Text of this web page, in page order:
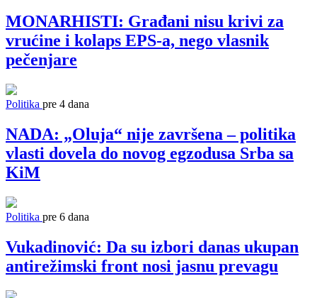
MONARHISTI: Građani nisu krivi za
vrućine i kolaps EPS-a, nego vlasnik
pečenjare
Politika pre 4 dana
NADA: „Oluja“ nije završena – politika
vlasti dovela do novog egzodusa Srba sa
KiM
Politika pre 6 dana
Vukadinović: Da su izbori danas ukupan
antirežimski front nosi jasnu prevagu